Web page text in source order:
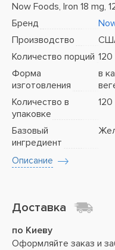
Now Foods, Iron 18 mg,
Бренд
Производство
Количество порций 120
Форма
изготовления
в
Количество в
упаковке
120
Базовый
ингредиент
Описание
Доставка
по Киеву
Оформляйте заказ и